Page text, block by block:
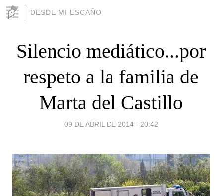
DESDE MI ESCAÑO
Silencio mediático...por
respeto a la familia de
Marta del Castillo
09 DE ABRIL DE 2014 - 20:42